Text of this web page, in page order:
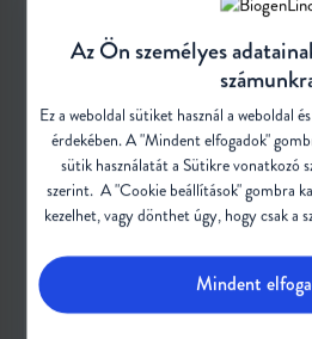
Az Ön személyes
Ez a weboldal sütiket használ a weboldal
érdekében. A "Mindent elfogadok"
sütik használatát a Sütikre vonatkozó
szerint. A "Cookie beállítások" gombra
kezelhet, vagy dönthet úgy, hogy csak a
Mindent
2.
Az SMA genetikai